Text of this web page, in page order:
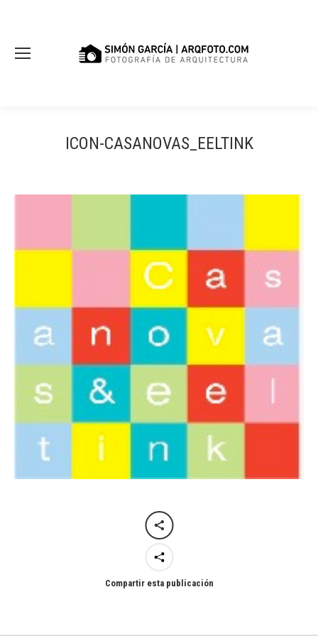
ICON-CASANOVAS_EELTINK
Compartir esta publicación